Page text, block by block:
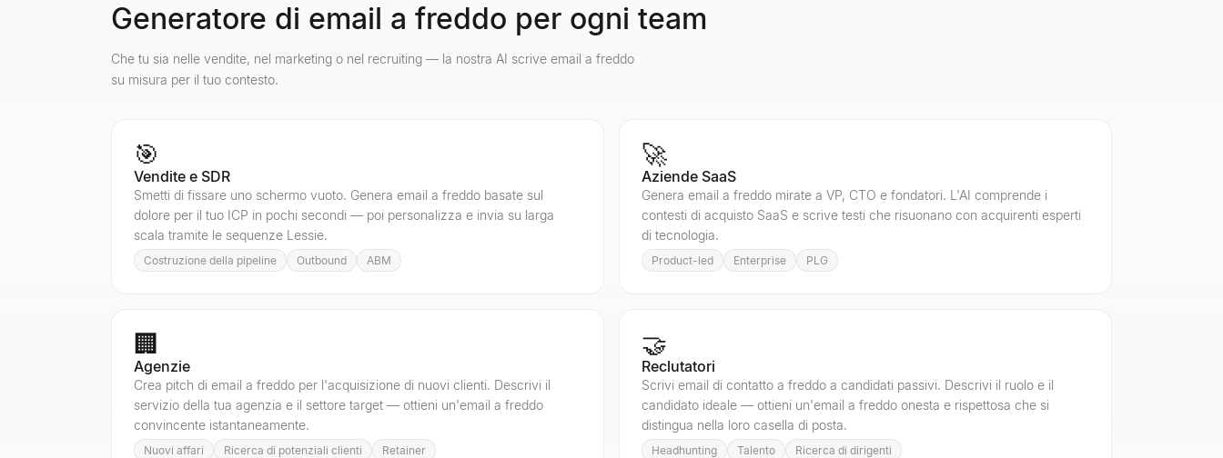
Generatore di email a freddo per ogni team
Che tu sia nelle vendite, nel marketing o nel recruiting — la nostra AI scrive email a freddo
su misura per il tuo contesto.
🎯
Vendite e SDR
Smetti di fissare uno schermo vuoto. Genera email a freddo basate sul
dolore per il tuo ICP in pochi secondi — poi personalizza e invia su larga
scala tramite le sequenze Lessie.
Costruzione della pipeline Outbound ABM
🚀
Aziende SaaS
Genera email a freddo mirate a VP, CTO e fondatori. L'AI comprende i
contesti di acquisto SaaS e scrive testi che risuonano con acquirenti esperti
di tecnologia.
Product-led Enterprise PLG
🏢
Agenzie
Crea pitch di email a freddo per l'acquisizione di nuovi clienti. Descrivi il
servizio della tua agenzia e il settore target — ottieni un'email a freddo
convincente istantaneamente.
Nuovi affari Ricerca di potenziali clienti Retainer
🤝
Reclutatori
Scrivi email di contatto a freddo a candidati passivi. Descrivi il ruolo e il
candidato ideale — ottieni un'email a freddo onesta e rispettosa che si
distingua nella loro casella di posta.
Headhunting Talento Ricerca di dirigenti